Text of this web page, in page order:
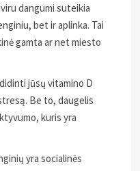
dangumi suteikia
bet ir aplinka. Tai
gamta ar net miesto
jūsų vitamino D
Be to, daugelis
kuris yra
yra socialinės